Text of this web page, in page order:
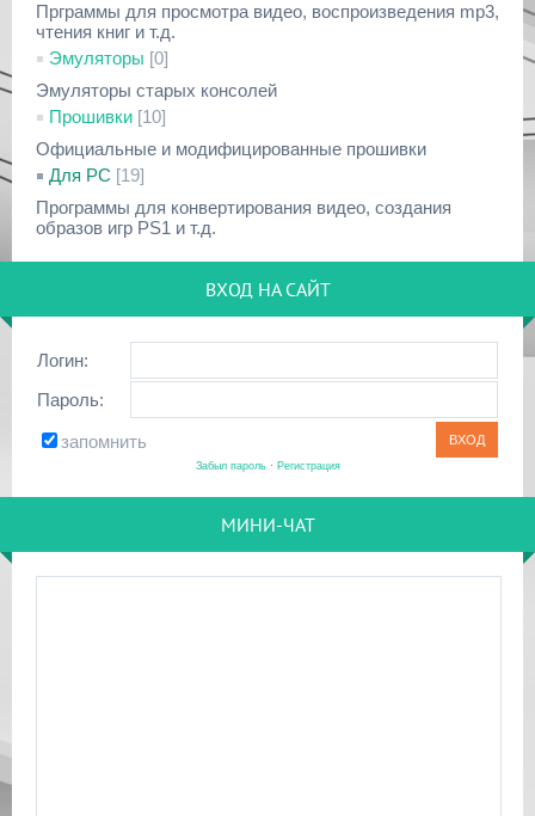
Прграммы для просмотра видео, воспроизведения mp3,
чтения книг и т.д.
Эмуляторы [0]
Эмуляторы старых консолей
Прошивки [10]
Официальные и модифицированные прошивки
Для PC [19]
Программы для конвертирования видео, создания
образов игр PS1 и т.д.
ВХОД НА САЙТ
Логин:
Пароль:
запомнить
Забыл пароль· Регистрация
МИНИ-ЧАТ